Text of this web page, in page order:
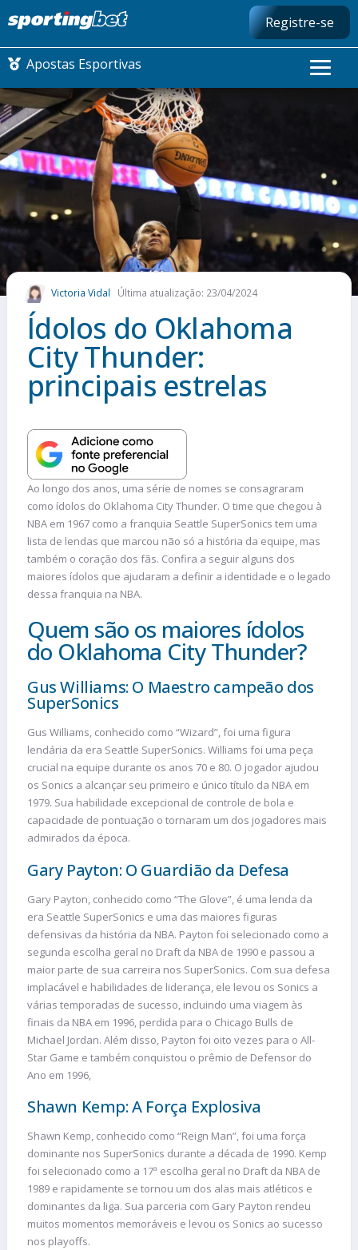
Registre-se
Apostas Esportivas
CONMEBOL LIBERTADORES
FUTEBOL NACIONAL
FUTEBOL INTERNACIONAL
COMO APOSTAR
MAIS ESPORTES
Victoria Vidal Última atualização: 23/04/2024
Ídolos do Oklahoma
City Thunder:
principais estrelas
Ao longo dos anos, uma série de nomes se consagraram
como ídolos do Oklahoma City Thunder. O time que chegou à
NBA em 1967 como a franquia Seattle SuperSonics tem uma
lista de lendas que marcou não só a história da equipe, mas
também o coração dos fãs. Confira a seguir alguns dos
maiores ídolos que ajudaram a definir a identidade e o legado
dessa franquia na NBA.
Quem são os maiores ídolos
do Oklahoma City Thunder?
Gus Williams: O Maestro campeão dos
SuperSonics
Gus Williams, conhecido como “Wizard”, foi uma figura
lendária da era Seattle SuperSonics. Williams foi uma peça
crucial na equipe durante os anos 70 e 80. O jogador ajudou
os Sonics a alcançar seu primeiro e único título da NBA em
1979. Sua habilidade excepcional de controle de bola e
capacidade de pontuação o tornaram um dos jogadores mais
admirados da época.
Gary Payton: O Guardião da Defesa
Gary Payton, conhecido como “The Glove”, é uma lenda da
era Seattle SuperSonics e uma das maiores figuras
defensivas da história da NBA. Payton foi selecionado como a
segunda escolha geral no Draft da NBA de 1990 e passou a
maior parte de sua carreira nos SuperSonics. Com sua defesa
implacável e habilidades de liderança, ele levou os Sonics a
várias temporadas de sucesso, incluindo uma viagem às
finais da NBA em 1996, perdida para o Chicago Bulls de
Michael Jordan. Além disso, Payton foi oito vezes para o All-
Star Game e também conquistou o prêmio de Defensor do
Ano em 1996,
Shawn Kemp: A Força Explosiva
Shawn Kemp, conhecido como “Reign Man”, foi uma força
dominante nos SuperSonics durante a década de 1990. Kemp
foi selecionado como a 17ª escolha geral no Draft da NBA de
1989 e rapidamente se tornou um dos alas mais atléticos e
dominantes da liga. Sua parceria com Gary Payton rendeu
muitos momentos memoráveis e levou os Sonics ao sucesso
nos playoffs.